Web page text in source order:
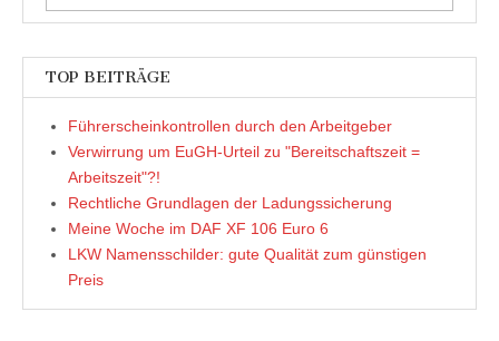
nach:
TOP BEITRÄGE
Führerscheinkontrollen durch den Arbeitgeber
Verwirrung um EuGH-Urteil zu "Bereitschaftszeit =
Arbeitszeit"?!
Rechtliche Grundlagen der Ladungssicherung
Meine Woche im DAF XF 106 Euro 6
LKW Namensschilder: gute Qualität zum günstigen
Preis